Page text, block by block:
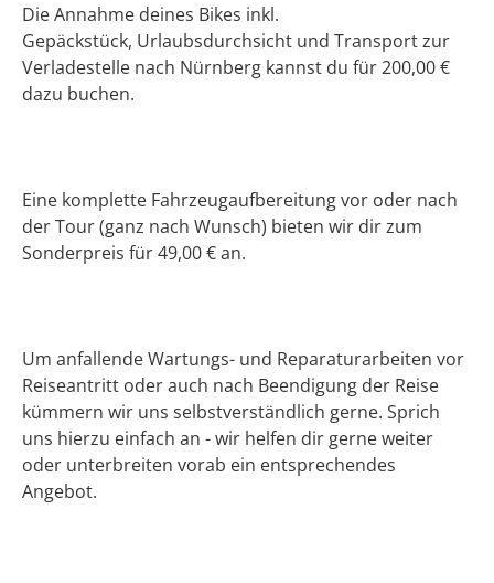
Die Annahme deines Bikes inkl.
Gepäckstück, Urlaubsdurchsicht und Transport zur
Verladestelle nach Nürnberg kannst du für 200,00 €
dazu buchen.
Eine komplette Fahrzeugaufbereitung vor oder nach
der Tour (ganz nach Wunsch) bieten wir dir zum
Sonderpreis für 49,00 € an.
Um anfallende Wartungs- und Reparaturarbeiten vor
Reiseantritt oder auch nach Beendigung der Reise
kümmern wir uns selbstverständlich gerne. Sprich
uns hierzu einfach an - wir helfen dir gerne weiter
oder unterbreiten vorab ein entsprechendes
Angebot.